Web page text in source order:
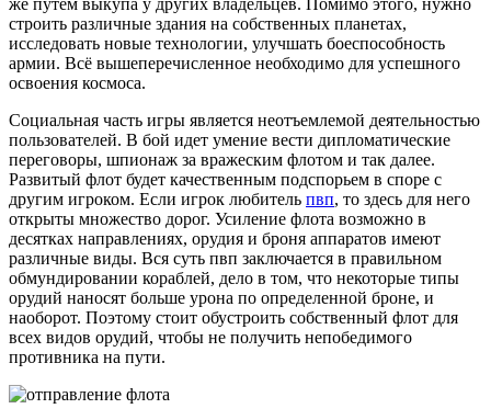
строить различные здания на собственных планетах,
исследовать новые технологии, улучшать боеспособность
армии. Всё вышеперечисленное необходимо для успешного
освоения космоса.
Социальная часть игры является неотъемлемой деятельностью
пользователей. В бой идет умение вести дипломатические
переговоры, шпионаж за вражеским флотом и так далее.
Развитый флот будет качественным подспорьем в споре с
другим игроком. Если игрок любитель пвп, то здесь для него
открыты множество дорог. Усиление флота возможно в
десятках направлениях, орудия и броня аппаратов имеют
различные виды. Вся суть пвп заключается в правильном
обмундировании кораблей, дело в том, что некоторые типы
орудий наносят больше урона по определенной броне, и
наоборот. Поэтому стоит обустроить собственный флот для
всех видов орудий, чтобы не получить непобедимого
противника на пути.